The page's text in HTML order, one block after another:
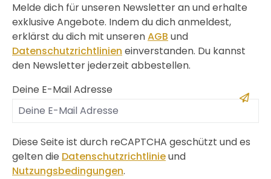
Melde dich für unseren Newsletter an und erhalte
exklusive Angebote. Indem du dich anmeldest,
erklärst du dich mit unserenAGB und
Datenschutzrichtlinien einverstanden. Du kannst
den Newsletter jederzeit abbestellen.
Deine E-Mail Adresse
Diese Seite ist durch reCAPTCHA geschützt und es
gelten die Datenschutzrichtlinieund
Nutzungsbedingungen.